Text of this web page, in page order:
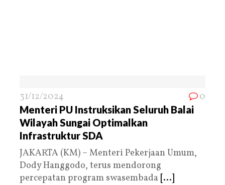
31/12/2024 0
Menteri PU Instruksikan Seluruh Balai
Wilayah Sungai Optimalkan
Infrastruktur SDA
JAKARTA (KM) – Menteri Pekerjaan Umum,
Dody Hanggodo, terus mendorong
percepatan program swasembada [...]